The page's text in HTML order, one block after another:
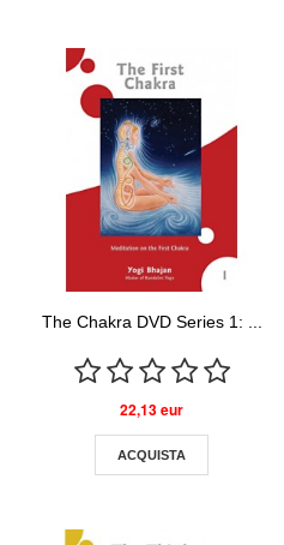
The Chakra DVD Series 1: ...
22,13 eur
ACQUISTA